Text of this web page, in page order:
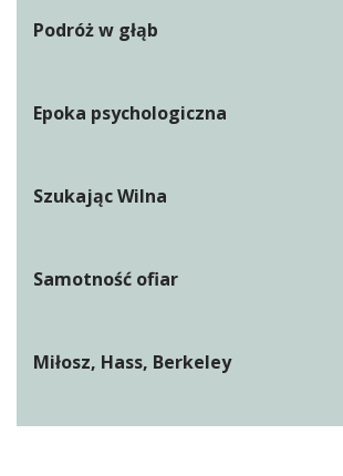
Podróż w głąb
Epoka psychologiczna
Szukając Wilna
Samotność ofiar
Miłosz, Hass, Berkeley